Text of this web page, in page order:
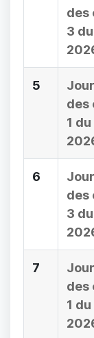
des
3
5
des
1
6
des
3
7
des
1